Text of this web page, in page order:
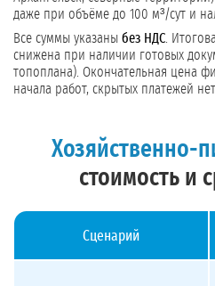
даже при объёме до 100 м³/сут и
Все суммы указаны без НДС .
снижена при наличии готовых
топоплана). Окончательная цена
начала работ, скрытых платежей нет.
Хозяйственно-
стоимость и
Сценарий